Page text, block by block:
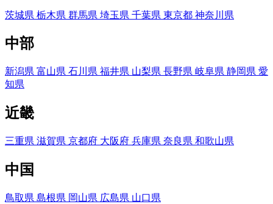
茨城県 栃木県 群馬県 埼玉県 千葉県 東京都 神奈川県
中部
新潟県 富山県 石川県 福井県 山梨県 長野県 岐阜県 静岡県 愛
知県
近畿
三重県 滋賀県 京都府 大阪府 兵庫県 奈良県 和歌山県
中国
鳥取県 島根県 岡山県 広島県 山口県